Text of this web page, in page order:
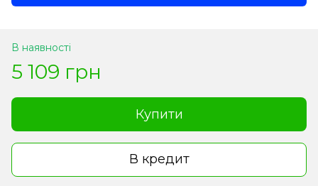
В наявності
5 109 грн
Купити
В кредит